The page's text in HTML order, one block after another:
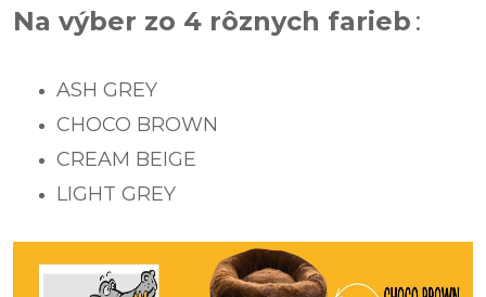
Na výber zo 4 rôznych farieb :
ASH GREY
CHOCO BROWN
CREAM BEIGE
LIGHT GREY